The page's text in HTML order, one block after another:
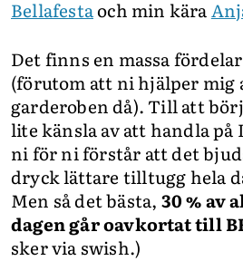
Bellafestaoch min kära
Det finns en massa
(förutom att ni hjälper mig
garderoben då). Till att
lite känsla av att handla
ni för ni förstår att det
dryck lättare tilltugg hela
Men så det bästa, 30 % av
dagen går oavkortat till
sker via swish.)